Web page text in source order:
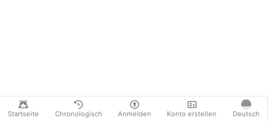
Startseite Chronologisch Anmelden Konto erstellen Deutsch